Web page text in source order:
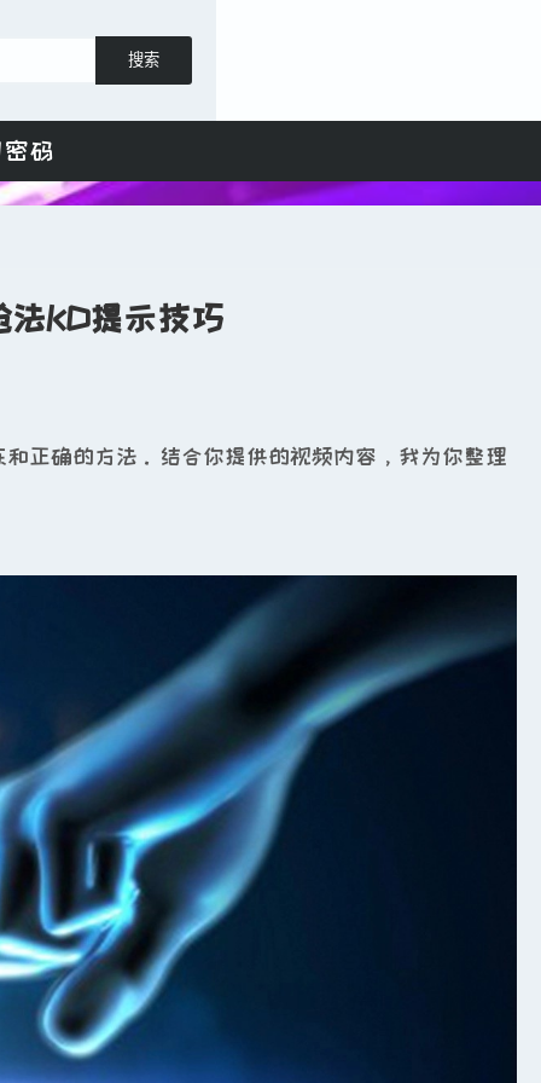
搜索
密码
KD提示技巧
正确的方法。结合你提供的视频内容，我为你整理